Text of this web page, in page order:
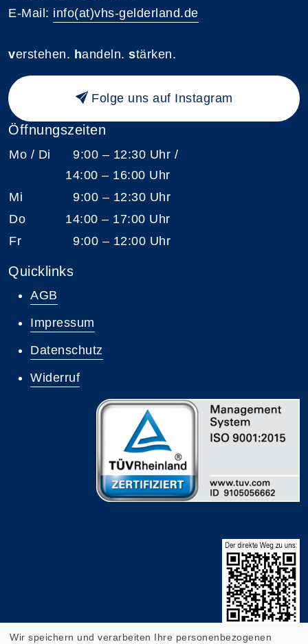
E-Mail: info(at)vhs-gelderland.de
verstehen. handeln. stärken.
Folge uns auf Instagram
Öffnungszeiten
Mo / Di
9:00 – 12:30 Uhr /
14:00 – 16:00 Uhr
Mi
9:00 – 12:30 Uhr
Do
14:00 – 17:00 Uhr
Fr
9:00 – 12:00 Uhr
Quicklinks
AGB
Impressum
Datenschutz
Widerruf
Wir speichern und verarbeiten Ihre personenbezogenen